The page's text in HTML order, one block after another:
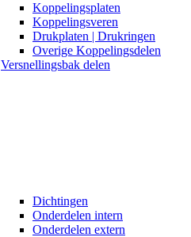
Koppelingsplaten
Koppelingsveren
Drukplaten | Drukringen
Overige Koppelingsdelen
Versnellingsbak delen
Dichtingen
Onderdelen intern
Onderdelen extern